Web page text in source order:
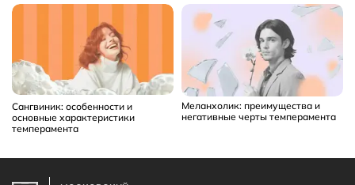
Сангвиник: особенности и
основные характеристики
темперамента
Меланхолик: преимущества и
негативные черты темперамента